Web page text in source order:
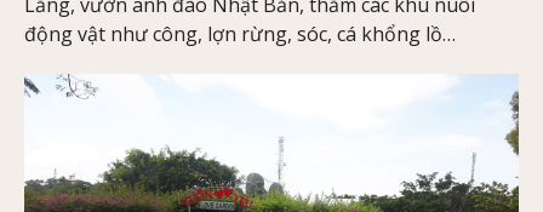
động vật như công, lợn rừng, sóc, cá khổng lồ…